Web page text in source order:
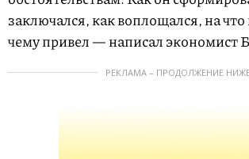
заключался, как воплощался, на
чему привел — написал экономист
РЕКЛАМА – ПРОДОЛЖЕНИЕ